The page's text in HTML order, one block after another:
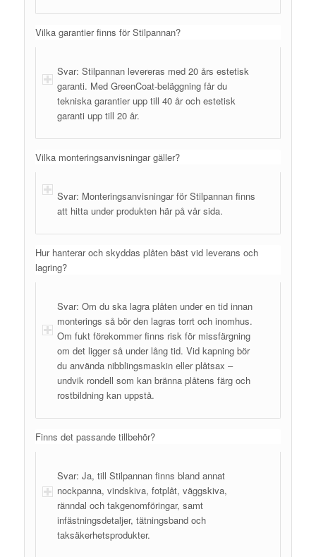
Vilka garantier finns för Stilpannan?
Svar: Stilpannan levereras med 20 års estetisk
garanti. Med GreenCoat-beläggning får du
tekniska garantier upp till 40 år och estetisk
garanti upp till 20 år.
Vilka monteringsanvisningar gäller?
Svar: Monteringsanvisningar för Stilpannan finns
att hitta under produkten här på vår sida.
Hur hanterar och skyddas plåten bäst vid leverans och
lagring?
Svar: Om du ska lagra plåten under en tid innan
monterings så bör den lagras torrt och inomhus.
Om fukt förekommer finns risk för missfärgning
om det ligger så under lång tid. Vid kapning bör
du använda nibblingsmaskin eller plåtsax –
undvik rondell som kan bränna plåtens färg och
rostbildning kan uppstå.
Finns det passande tillbehör?
Svar: Ja, till Stilpannan finns bland annat
nockpanna, vindskiva, fotplåt, väggskiva,
ränndal och takgenomföringar, samt
infästningsdetaljer, tätningsband och
taksäkerhetsprodukter.